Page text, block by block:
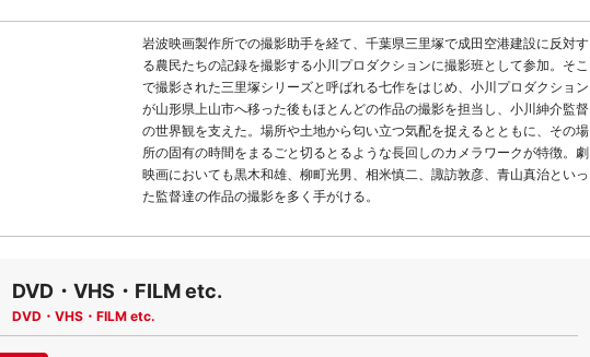
岩波映画製作所での撮影助手を経て、千葉県三里塚で成田空港建設に反対す
る農民たちの記録を撮影する小川プロダクションに撮影班として参加。そこ
で撮影された三里塚シリーズと呼ばれる七作をはじめ、小川プロダクション
が山形県上山市へ移った後もほとんどの作品の撮影を担当し、小川紳介監督
の世界観を支えた。場所や土地から匂い立つ気配を捉えるとともに、その場
所の固有の時間をまるごと切るとるような長回しのカメラワークが特徴。劇
映画においても黒木和雄、柳町光男、相米慎二、諏訪敦彦、青山真治といっ
た監督達の作品の撮影を多く手がける。
DVD・VHS・FILM etc.
DVD・VHS・FILM etc.